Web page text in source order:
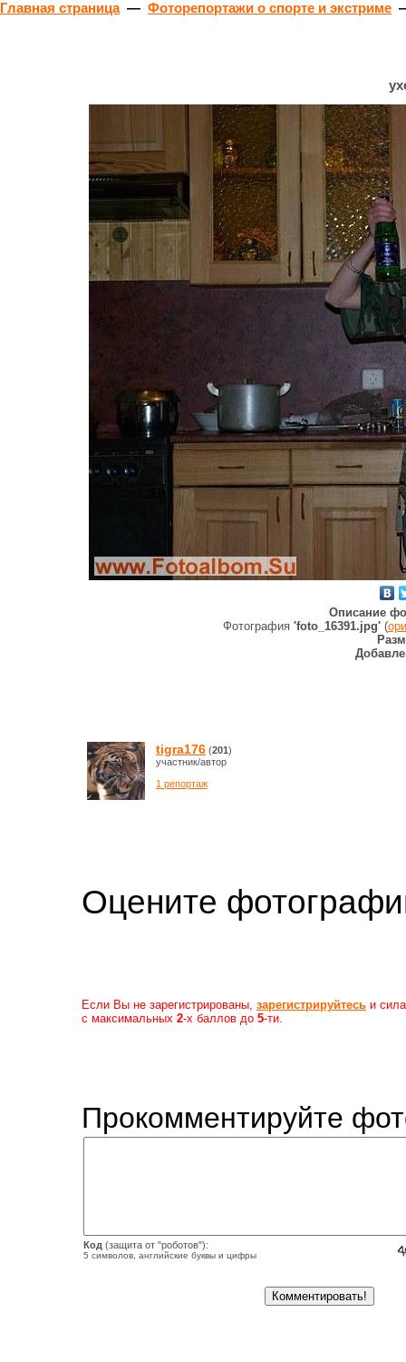
Главная страница— Фоторепортажи о спорте и экстриме
Описание
Фотография 'foto_16391.jpg'(
tigra176 (201)
участник/автор
1 репортаж
Оцените
Если Вы не зарегистрированы, зарегистрируйтесь и
с максимальных 2-х баллов до 5-ти.
Прокомментируйте
Код (защита от "роботов"):
5 символов, английские буквы и цифры